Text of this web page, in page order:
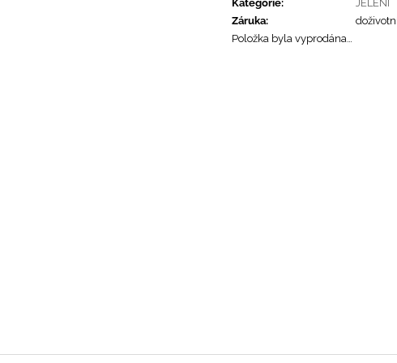
Kategorie:
JELENI
Záruka:
Položka byla vyprodána…
JELENÍ MINI PŘÍVĚŠEK NA KABELKU
NEBESKÁ
BELLATRIX
839 Kč